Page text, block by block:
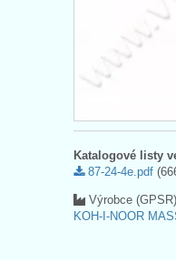
Katalogové listy
87-24-4e.pdf
Výrobce
KOH-I-NOOR